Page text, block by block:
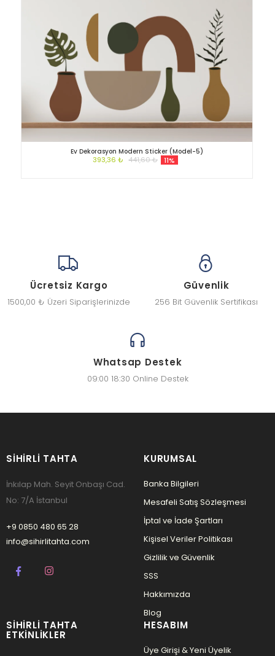
Ev Dekorasyon Modern Sticker (Model-5)
393,36 ₺ 441,60 ₺ 11%
Ücretsiz Kargo
1500,00 ₺ Üzeri Siparişlerinizde
Güvenlik
256 Bit Güvenlik Sertifikası
Whatsap Destek
09:00 18:30 Online Destek
SIHIRLI TAHTA
İnkılap Mah. Seyit Onbaşı Cad.
No: 7/A İstanbul
+9 0850 480 65 28
info@sihirlitahta.com
KURUMSAL
Banka Bilgileri
Mesafeli Satış Sözleşmesi
İptal ve İade Şartları
Kişisel Veriler Politikası
Gizlilik ve Güvenlik
SSS
Hakkımızda
Blog
SIHIRLI TAHTA
ETKINLIKLER
HESABIM
Üye Girişi & Yeni Üyelik